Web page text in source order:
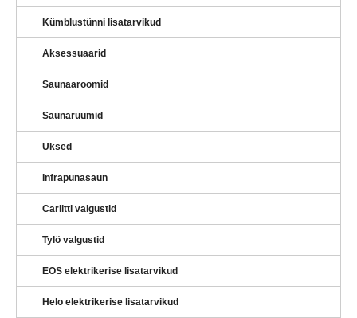
Kümblustünni lisatarvikud
Aksessuaarid
Saunaaroomid
Saunaruumid
Uksed
Infrapunasaun
Cariitti valgustid
Tylö valgustid
EOS elektrikerise lisatarvikud
Helo elektrikerise lisatarvikud